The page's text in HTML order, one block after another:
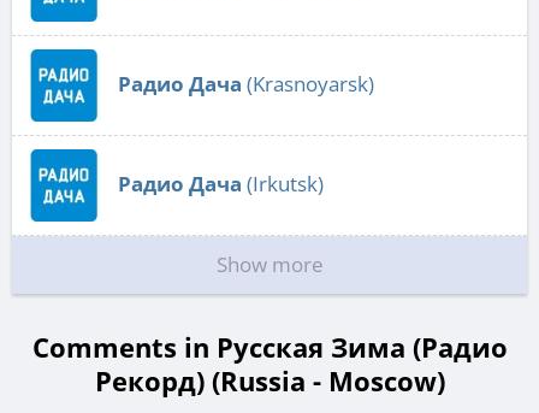
Радио Дача (Krasnoyarsk)
Радио Дача (Irkutsk)
Show more
Comments in Русская Зима (Радио
Рекорд) (Russia - Moscow)